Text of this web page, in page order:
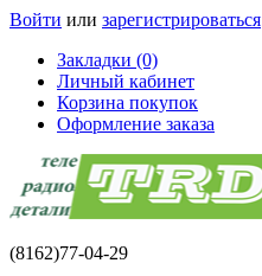
Войти или зарегистрироваться
Закладки (0)
Личный кабинет
Корзина покупок
Оформление заказа
(8162)77-04-29